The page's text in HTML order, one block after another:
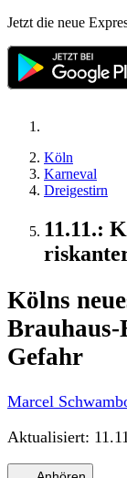
Jetzt die neue
Köln
Karneval
Dreigestirn
11.11.:
Kölns
Brauhaus-
Gefahr
Marcel
Aktualisiert: